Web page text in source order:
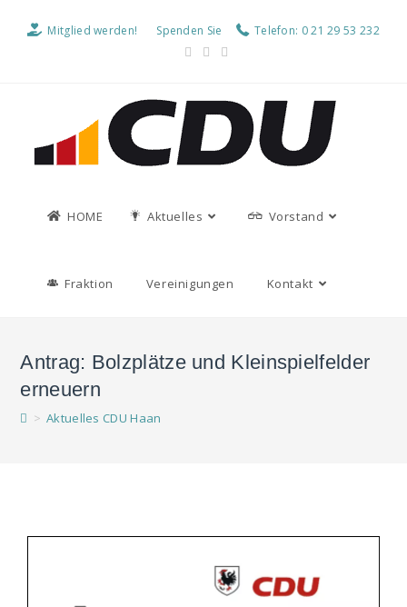
Mitglied werden! Spenden Sie Telefon: 0 21 29 53 232
HOME Aktuelles Vorstand
Fraktion Vereinigungen Kontakt
Antrag: Bolzplätze und Kleinspielfelder
erneuern
> Aktuelles CDU Haan